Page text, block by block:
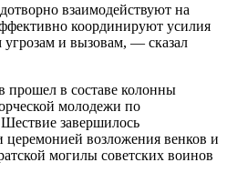
взаимодействуют на
координируют усилия
и вызовам, — сказал
прошел в составе колонны
молодежи по
завершилось
возложения венков и
могилы советских воинов